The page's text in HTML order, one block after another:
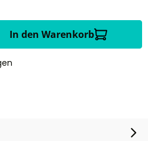
In den Warenkorb